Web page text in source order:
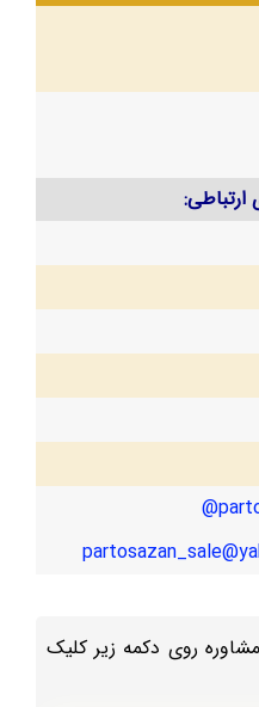
ارتباطی:
روی دکمه زیر کلیک